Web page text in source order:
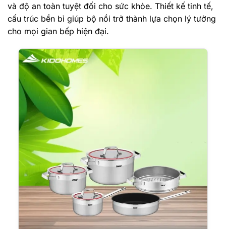
và độ an toàn tuyệt đối cho sức khỏe. Thiết kế tinh tế,
cấu trúc bền bỉ giúp bộ nồi trở thành lựa chọn lý tưởng
cho mọi gian bếp hiện đại.